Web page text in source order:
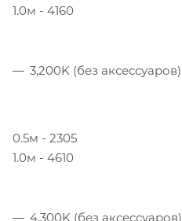
1.0м - 4160
3,200K (без аксессуаров)
0.5м - 2305
1.0м - 4610
4,300K (без аксессуаров)